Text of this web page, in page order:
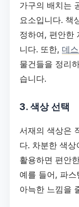
가구의 배치는
요소입니다. 책
정하여, 편안한
니다. 또한, 데
물건들을 정리
습니다.
3. 색상 선택
서재의 색상은
다. 차분한 색
활용하면 편안
예를 들어, 파
아늑한 느낌을